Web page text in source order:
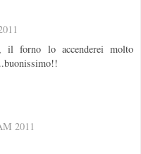
il forno lo accenderei molto
2011